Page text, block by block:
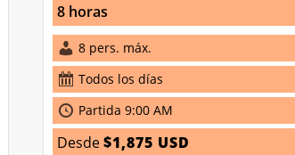
8 horas
8 pers. máx.
Todos los días
Partida 9:00 AM
Desde$1,875 USD